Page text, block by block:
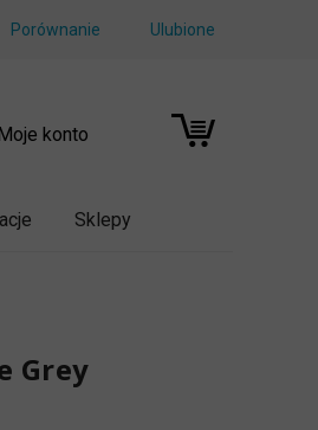
Ulubione
Porównanie
konto
Sklepy
Grey